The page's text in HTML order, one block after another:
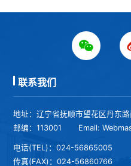
联系我们
地址：辽宁省抚顺市望花区丹东路
邮编：113001
Email:
电话(TEL)：024-56865005
传真(FAX)：024-56860766